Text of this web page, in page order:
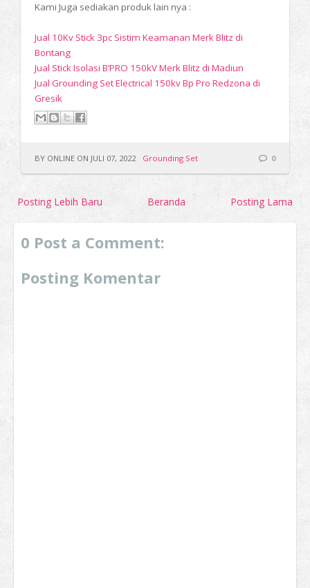
Kami Juga sediakan produk lain nya :
Jual 10Kv Stick 3pc Sistim Keamanan Merk Blitz di
Bontang
Jual Stick Isolasi B’PRO 150kV Merk Blitz di Madiun
Jual Grounding Set Electrical 150kv Bp Pro Redzona di
Gresik
BY ONLINE ON JULI 07, 2022 Grounding Set 0
Posting Lebih Baru Posting Lama
Beranda
0 Post a Comment:
Posting Komentar